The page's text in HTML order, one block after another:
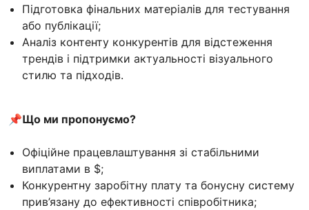
Підготовка фінальних матеріалів для тестування
або публікації;
Аналіз контенту конкурентів для відстеження
трендів і підтримки актуальності візуального
стилю та підходів.
📌Що ми пропонуємо?
Офіційне працевлаштування зі стабільними
виплатами в $;
Конкурентну заробітну плату та бонусну систему
прив’язану до ефективності співробітника;